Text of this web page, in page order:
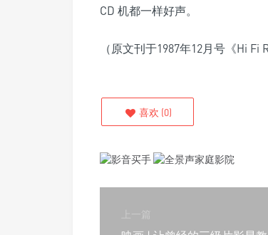
CD 机都一样好声。
（原文刊于1987年12月号《Hi Fi
喜欢 (0)
上一篇